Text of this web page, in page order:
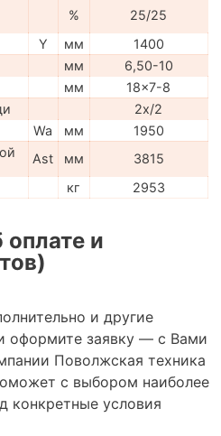
%
25/25
Y мм
1400
мм
6,50-10
мм
18x7-8
2x/2
Wa мм
1950
Ast мм
3815
кг 2953
и
и другие
оформите заявку — с Вами
Поволжская техника
с выбором наиболее
конкретные условия